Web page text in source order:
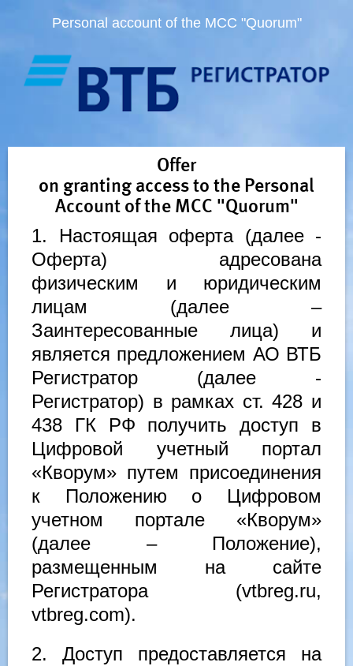
Personal account of the MCC "Quorum"
Offer
on granting access to the Personal
Account of the MCC "Quorum"
1. Настоящая оферта (далее -
Оферта) адресована
физическим и юридическим
лицам (далее –
Заинтересованные лица) и
является предложением АО ВТБ
Регистратор (далее -
Регистратор) в рамках ст. 428 и
438 ГК РФ получить доступ в
Цифровой учетный портал
«Кворум» путем присоединения
к Положению о Цифровом
учетном портале «Кворум»
(далее – Положение),
размещенным на сайте
Регистратора (vtbreg.ru,
vtbreg.com).
2. Доступ предоставляется на